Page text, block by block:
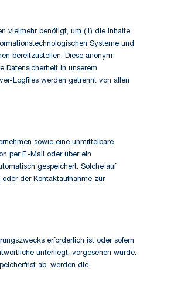
vielmehr benötigt, um (1) die Inhalte
Systeme und
bereitzustellen. Diese anonym
Datensicherheit in unserem
Logfiles werden getrennt von allen
sowie eine unmittelbare
per E-Mail oder über ein
gespeichert. Solche auf
der Kontaktaufnahme zur
erforderlich ist oder sofern
unterliegt, vorgesehen wurde.
ab, werden die